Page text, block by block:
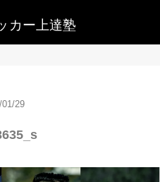
カー上達塾
01/29